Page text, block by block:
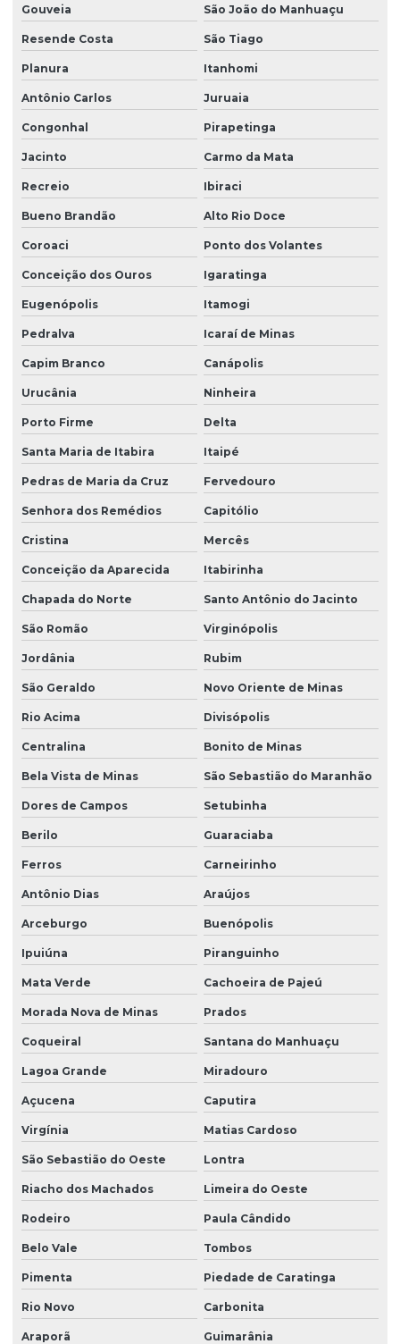
Gouveia São João do Manhuaçu
Resende Costa São Tiago
Planura Itanhomi
Antônio Carlos Juruaia
Congonhal Pirapetinga
Jacinto Carmo da Mata
Recreio Ibiraci
Bueno Brandão Alto Rio Doce
Coroaci Ponto dos Volantes
Conceição dos Ouros Igaratinga
Eugenópolis Itamogi
Pedralva Icaraí de Minas
Capim Branco Canápolis
Urucânia Ninheira
Porto Firme Delta
Santa Maria de Itabira Itaipé
Pedras de Maria da Cruz Fervedouro
Senhora dos Remédios Capitólio
Cristina Mercês
Conceição da Aparecida Itabirinha
Chapada do Norte Santo Antônio do Jacinto
São Romão Virginópolis
Jordânia Rubim
São Geraldo Novo Oriente de Minas
Rio Acima Divisópolis
Centralina Bonito de Minas
Bela Vista de Minas São Sebastião do Maranhão
Dores de Campos Setubinha
Berilo Guaraciaba
Ferros Carneirinho
Antônio Dias Araújos
Arceburgo Buenópolis
Ipuiúna Piranguinho
Mata Verde Cachoeira de Pajeú
Morada Nova de Minas Prados
Coqueiral Santana do Manhuaçu
Lagoa Grande Miradouro
Açucena Caputira
Virgínia Matias Cardoso
São Sebastião do Oeste Lontra
Riacho dos Machados Limeira do Oeste
Rodeiro Paula Cândido
Belo Vale Tombos
Pimenta Piedade de Caratinga
Rio Novo Carbonita
Araporã Guimarânia